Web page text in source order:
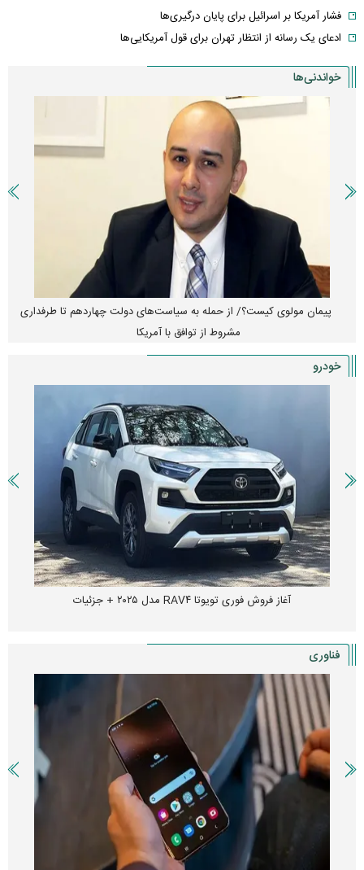
فشار آمریکا بر اسرائیل برای پایان درگیری‌ها
ادعای یک رسانه از انتظار تهران برای قول آمریکایی‌ها
خواندنی‌ها
پیمان مولوی کیست؟/ از حمله به سیاست‌های دولت چهاردهم تا طرفداری
مشروط از توافق با آمریکا
خودرو
آغاز فروش فوری تویوتا RAV۴ مدل ۲۰۲۵ + جزئیات
فناوری